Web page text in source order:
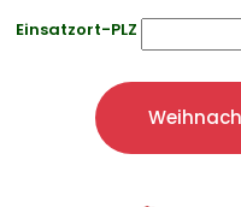
Einsatzort-PLZ